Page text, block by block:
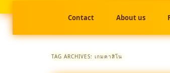
Contact About us
TAG ARCHIVES:เกมคาสิโน